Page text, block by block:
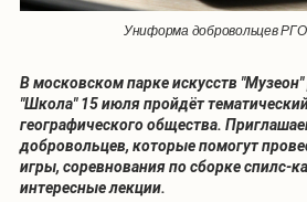
Униформа добровольцев
В московском парке искусств
"Школа" 15 июля пройдёт
географического общества.
добровольцев, которые помогут
игры, соревнования по сборке спилс-
интересные лекции.